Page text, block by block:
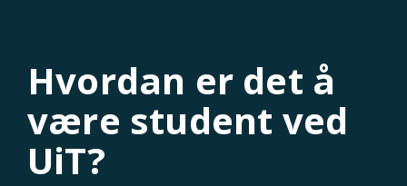
Hvordan er det å
være student ved
UiT?